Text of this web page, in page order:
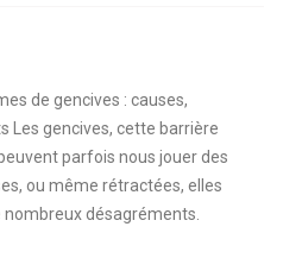
de gencives : causes,
Les gencives, cette barrière
parfois nous jouer des
ou même rétractées, elles
désagréments.